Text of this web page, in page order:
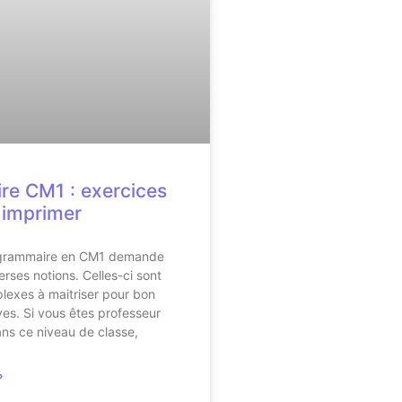
CM1 : exercices
en CM1 demande
notions. Celles-ci sont
à maitriser pour bon
Si vous êtes professeur
ce niveau de classe,